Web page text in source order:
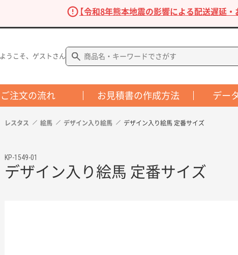
【令和8年熊本地震の影響による配送遅延・
ようこそ、ゲストさん
ご注文の流れ お見積書の作成方法 デー
レスタス 絵馬 デザイン入り絵馬 デザイン入り絵馬 定番サイズ
KP-1549-01
デザイン入り絵馬 定番サイズ